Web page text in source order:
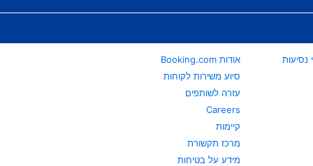
אודות Booking.com
סיוע משירות לקוחות
עזרה לשותפים
Careers
קיימות
מרכז תקשורת
מידע על בטיחות